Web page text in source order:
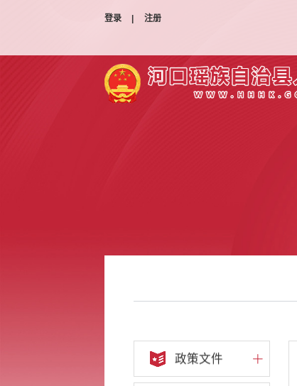
登录
注册
政策文件